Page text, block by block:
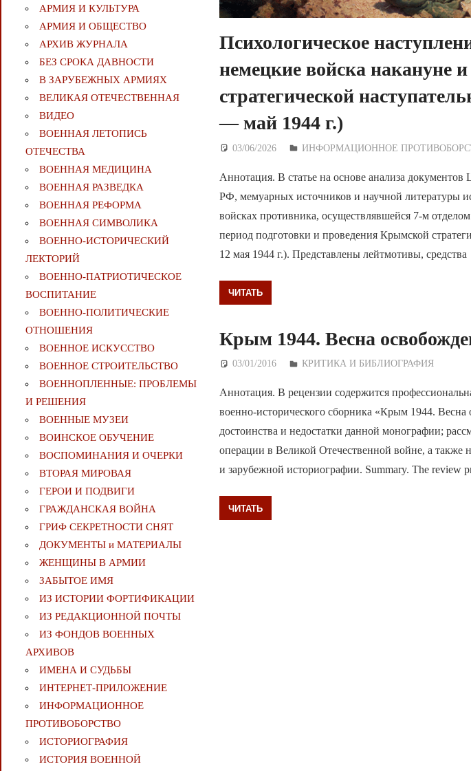
Психологическое
немецкие войска накануне
стратегической
— май 1944 г.)
03/06/2026 Дежурный по Редакции
ИНФОРМАЦИОННОЕ
Аннотация. В статье на основе анализа
РФ, мемуарных источников и научной литературы
войсках противника, осуществлявшейся 7-м
период подготовки и проведения Крымской
12 мая 1944 г.). Представлены лейтмотивы, средства
ЧИТАТЬ
Крым 1944. Весна
03/01/2016 Дежурный по Редакции
КРИТИКА И БИБЛИОГРАФИЯ
Аннотация. В рецензии содержится
военно-исторического сборника «Крым 1944.
достоинства и недостатки данной монографии;
операции в Великой Отечественной войне, а также
и зарубежной историографии. Summary. The review
ЧИТАТЬ
АРМИЯ И КУЛЬТУРА
АРМИЯ И ОБЩЕСТВО
АРХИВ ЖУРНАЛА
БЕЗ СРОКА ДАВНОСТИ
В ЗАРУБЕЖНЫХ АРМИЯХ
ВЕЛИКАЯ ОТЕЧЕСТВЕННАЯ
ВИДЕО
ВОЕННАЯ ЛЕТОПИСЬ
ОТЕЧЕСТВА
ВОЕННАЯ МЕДИЦИНА
ВОЕННАЯ РАЗВЕДКА
ВОЕННАЯ РЕФОРМА
ВОЕННАЯ СИМВОЛИКА
ВОЕННО-ИСТОРИЧЕСКИЙ
ЛЕКТОРИЙ
ВОЕННО-ПАТРИОТИЧЕСКОЕ
ВОСПИТАНИЕ
ВОЕННО-ПОЛИТИЧЕСКИE
ОТНОШЕНИЯ
ВОЕННОЕ ИСКУССТВО
ВОЕННОЕ СТРОИТЕЛЬСТВО
ВОЕННОПЛЕННЫЕ: ПРОБЛЕМЫ
И РЕШЕНИЯ
ВОЕННЫЕ МУЗЕИ
ВОИНСКОЕ ОБУЧЕНИЕ
ВОСПОМИНАНИЯ И ОЧЕРКИ
ВТОРАЯ МИРОВАЯ
ГЕРОИ И ПОДВИГИ
ГРАЖДАНСКАЯ ВОЙНА
ГРИФ СЕКРЕТНОСТИ СНЯТ
ДОКУМЕНТЫ и МАТЕРИАЛЫ
ЖЕНЩИНЫ В АРМИИ
ЗАБЫТОЕ ИМЯ
ИЗ ИСТОРИИ ФОРТИФИКАЦИИ
ИЗ РЕДАКЦИОННОЙ ПОЧТЫ
ИЗ ФОНДОВ ВОЕННЫХ
АРХИВОВ
ИМЕНА И СУДЬБЫ
ИНТЕРНЕТ-ПРИЛОЖЕНИЕ
ИНФОРМАЦИОННОЕ
ПРОТИВОБОРСТВО
ИСТОРИОГРАФИЯ
ИСТОРИЯ ВОЕННОЙ